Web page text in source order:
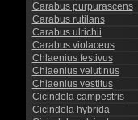
Carabus purpurascens
Carabus rutilans
Carabus ulrichii
Carabus violaceus
Chlaenius festivus
Chlaenius velutinus
Chlaenius vestitus
Cicindela campestris
Cicindela hybrida